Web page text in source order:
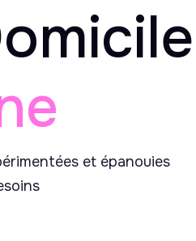
et épanouies